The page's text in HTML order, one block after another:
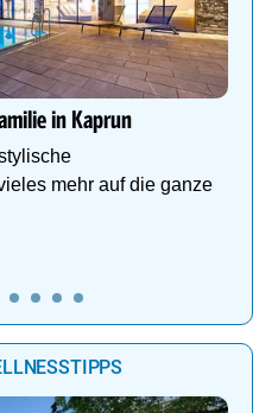
in Kaprun
mehr auf die ganze